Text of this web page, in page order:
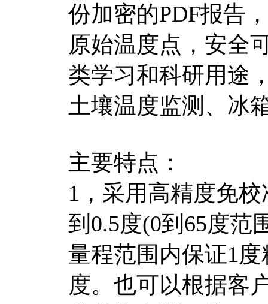
份加密的PDF报告
原始温度点，安全
类学习和科研用途
土壤温度监测、冰
主要特点：
1，采用高精度免
到0.5度(0到65度范
量程范围内保证1
度。也可以根据客